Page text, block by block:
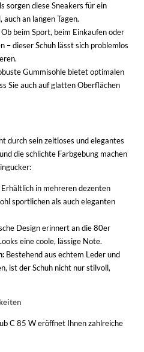
sorgen diese Sneakers für ein
an langen Tagen.
Ob beim Sport, beim Einkaufen oder
– dieser Schuh lässt sich problemlos
Gummisohle bietet optimalen
Sie auch auf glatten Oberflächen
durch sein zeitloses und elegantes
die schlichte Farbgebung machen
Erhältlich in mehreren dezenten
sportlichen als auch eleganten
Design erinnert an die 80er
eine coole, lässige Note.
Bestehend aus echtem Leder und
ist der Schuh nicht nur stilvoll,
C 85 W eröffnet Ihnen zahlreiche